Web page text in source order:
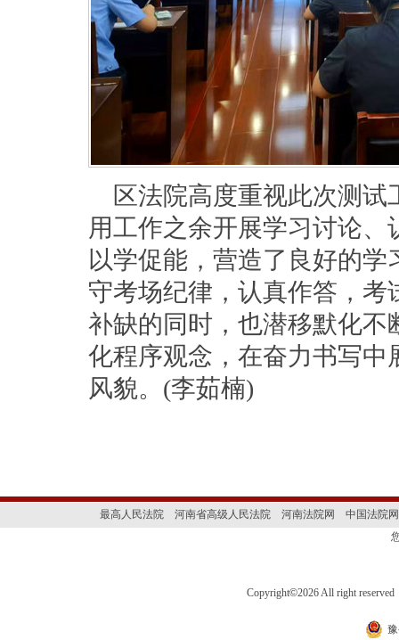
区法院高度重视此次测
用工作之余开展学习讨论
以学促能，营造了良好的
守考场纪律，认真作答，
补缺的同时，也潜移默化
化程序观念，在奋力书写
风貌。(李茹楠)
最高人民法院 河南省高级人民法院 河南法院网
中国法院网
Copyright©2026 All right